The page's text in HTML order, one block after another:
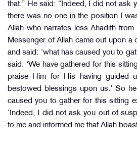
that.” He said: “Indeed, I did not ask
there was no one in the position I
Allah who narrates less Ahadith from
Messenger of Allah came out upon a
and said: ‘what has caused you to
said: ‘We have gathered for this
praise Him for His having guided
bestowed blessings upon us.’ So
caused you to gather for this sitting
‘Indeed, I did not ask you out of
to me and informed me that Allah